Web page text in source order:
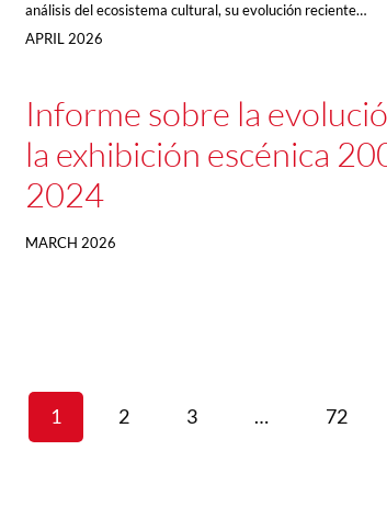
análisis del ecosistema cultural, su evolución reciente…
APRIL 2026
Informe sobre la
la exhibición escénica
2024
MARCH 2026
1 2 3 … 72